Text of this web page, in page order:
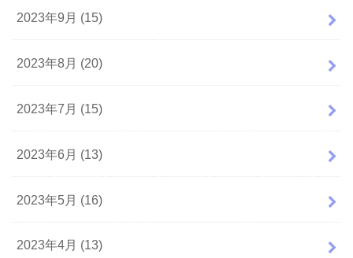
2023年9月 (15)
2023年8月 (20)
2023年7月 (15)
2023年6月 (13)
2023年5月 (16)
2023年4月 (13)